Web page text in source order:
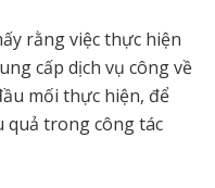
rằng việc thực hiện
cấp dịch vụ công về
mối thực hiện, để
quả trong công tác